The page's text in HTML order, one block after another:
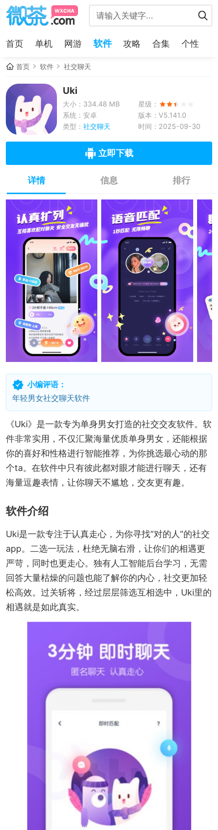
首页 单机 网游 软件 攻略 合集 个性
首页 软件 社交聊天
Uki
大小：334.48 MB
星级：
系统：安卓
版本：V5.141.0
类型： 社交聊天 时间：2025-09-30
立即下载
详情 信息 排行
小编评语：
年轻男女社交聊天软件
《Uki》是一款专为单身男女打造的社交交友软件。软
件非常实用，不仅汇聚海量优质单身男女，还能根据
你的喜好和性格进行智能推荐，为你挑选最心动的那
个ta。在软件中只有彼此都对眼才能进行聊天，还有
海量逗趣表情，让你聊天不尴尬，交友更有趣。
软件介绍
Uki是一款专注于认真走心，为你寻找“对的人”的社交
app。二选一玩法，杜绝无脑右滑，让你们的相遇更
严苛，同时也更走心。独有人工智能后台学习，无需
回答大量枯燥的问题也能了解你的内心，社交更加轻
松高效。过关斩将，经过层层筛选互相选中，Uki里的
相遇就是如此真实。